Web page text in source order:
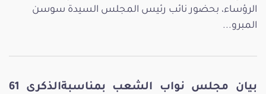
الرؤساء، بحضور نائب رئيس المجلس السيدة سوسن
المبرو...
بيان مجلس نواب الشعب بمناسبةالذكرى 61